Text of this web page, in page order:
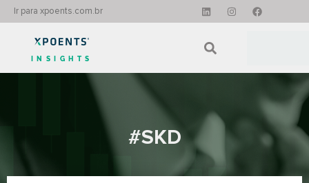
Ir para xpoents.com.br
INSIGHTS
#SKD